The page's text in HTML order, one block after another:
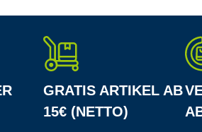
GRATIS ARTIKEL AB
15€ (NETTO)